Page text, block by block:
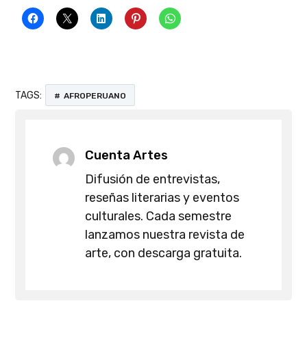
TAGS: AFROPERUANO
Cuenta Artes
Difusión de entrevistas,
reseñas literarias y eventos
culturales. Cada semestre
lanzamos nuestra revista de
arte, con descarga gratuita.